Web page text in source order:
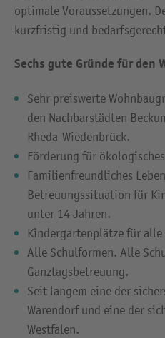
optimale Voraussetzungen.
kurzfristig und
Sechs gute Gründe für den
Sehr preiswerte
den Nachbarstädten
Rheda-Wiedenbrück.
Förderung für
Familienfreundliches
Betreuungssituation für
unter 14 Jahren.
Kindergartenplätze für
Alle Schulformen. Alle
Ganztagsbetreuung.
Seit langem eine der
Warendorf und eine der
Westfalen.